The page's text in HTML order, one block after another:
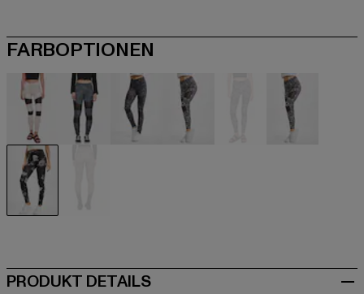
FARBOPTIONEN
schwarz
PRODUKT DETAILS